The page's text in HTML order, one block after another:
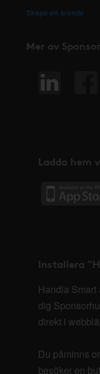
Skapa ett ärende
Mer av
Ladda hem
Installera
Handla
dig
direkt i
Du påminns
besöker en